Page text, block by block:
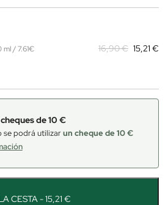
ml / 7.61€ 16,90 € 15,21 €
cheques de 10 €
se podrá utilizarun cheque de 10 €
CESTA - 15,21 €